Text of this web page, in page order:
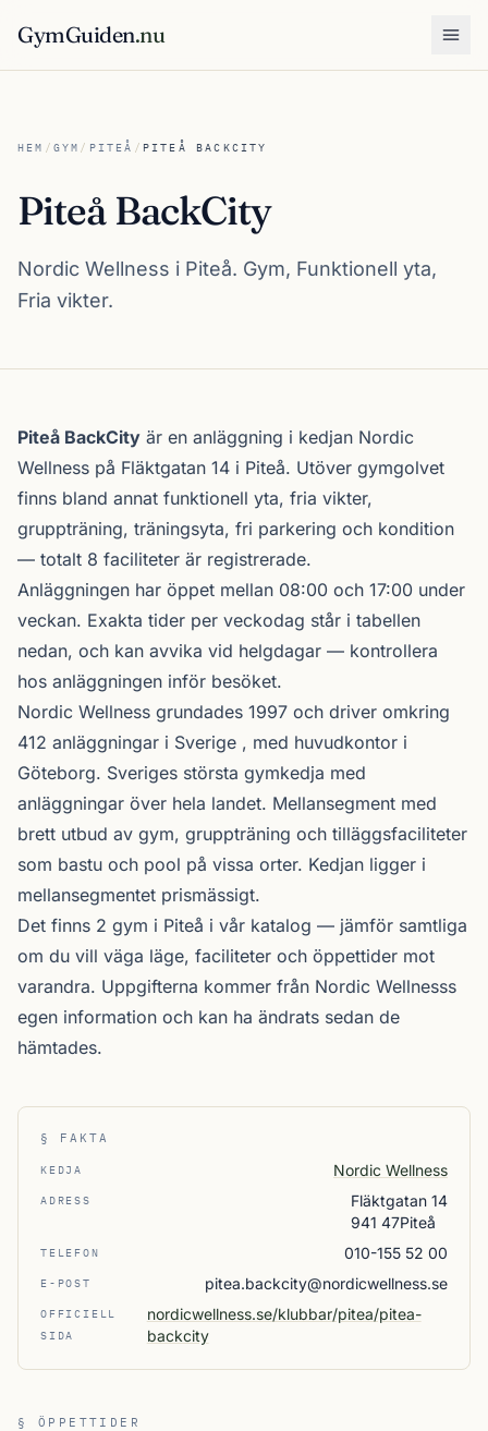
GymGuiden.nu
HEM / GYM / PITEÅ / PITEÅ BACKCITY
Piteå BackCity
Nordic Wellness i Piteå. Gym, Funktionell yta,
Fria vikter.
Om Piteå BackCity
Piteå BackCity är en anläggning i kedjan Nordic
Wellness på Fläktgatan 14 i Piteå. Utöver gymgolvet
finns bland annat funktionell yta, fria vikter,
gruppträning, träningsyta, fri parkering och kondition
— totalt 8 faciliteter är registrerade.
Anläggningen har öppet mellan 08:00 och 17:00 under
veckan. Exakta tider per veckodag står i tabellen
nedan, och kan avvika vid helgdagar — kontrollera
hos anläggningen inför besöket.
Nordic Wellness grundades 1997 och driver omkring
412 anläggningar i Sverige , med huvudkontor i
Göteborg. Sveriges största gymkedja med
anläggningar över hela landet. Mellansegment med
brett utbud av gym, gruppträning och tilläggsfaciliteter
som bastu och pool på vissa orter. Kedjan ligger i
mellansegmentet prismässigt.
Det finns 2 gym i Piteå i vår katalog — jämför samtliga
om du vill väga läge, faciliteter och öppettider mot
varandra. Uppgifterna kommer från Nordic Wellnesss
egen information och kan ha ändrats sedan de
hämtades.
§ FAKTA
KEDJA Nordic Wellness
ADRESS
Fläktgatan 14
941 47Piteå
TELEFON 010-155 52 00
E-POST pitea.backcity@nordicwellness.se
OFFICIELL
SIDA
nordicwellness.se/klubbar/pitea/pitea-
backcity
§ ÖPPETTIDER